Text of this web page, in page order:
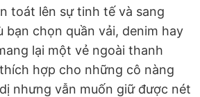
toát lên sự tinh tế và sang
bạn chọn quần vải, denim hay
lại một vẻ ngoài thanh
hợp cho những cô nàng
nhưng vẫn muốn giữ được nét